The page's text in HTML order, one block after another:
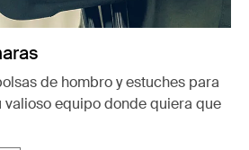
de hombro y estuches para
equipo donde quiera que